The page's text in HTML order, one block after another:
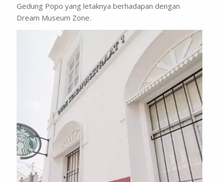
Gedung Popo yang letaknya berhadapan dengan
Dream Museum Zone.